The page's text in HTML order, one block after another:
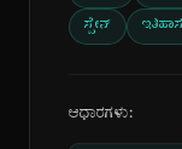
ಸ್ಪೇನ್ ಇತಿಹಾಸ
ಆಧಾರಗಳು: